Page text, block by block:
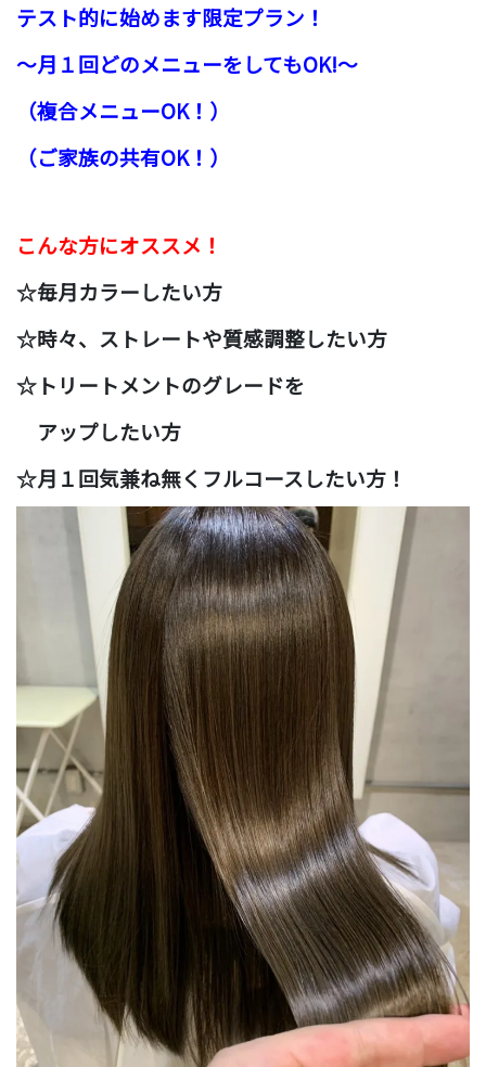
テスト的に始めます限定プラン！
〜月１回どのメニューをしてもOK!〜
（複合メニューOK！）
（ご家族の共有OK！）
こんな方にオススメ！
☆毎月カラーしたい方
☆時々、ストレートや質感調整したい方
☆トリートメントのグレードを
アップしたい方
☆月１回気兼ね無くフルコースしたい方！